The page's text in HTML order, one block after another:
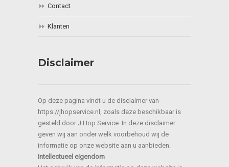
Contact
Klanten
Disclaimer
Op deze pagina vindt u de disclaimer van
https://jhopservice.nl, zoals deze beschikbaar is
gesteld door J.Hop Service. In deze disclaimer
geven wij aan onder welk voorbehoud wij de
informatie op onze website aan u aanbieden.
Intellectueel eigendom